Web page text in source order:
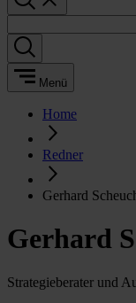
Menü
Home
Redner
Gerhard
Gerhard
Strategieberater und